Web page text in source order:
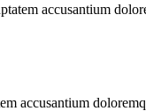
accusantium
accusantium